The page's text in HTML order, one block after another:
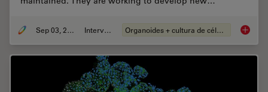
Sep 03, 2024 Interview Organoides + cultura de células 3D